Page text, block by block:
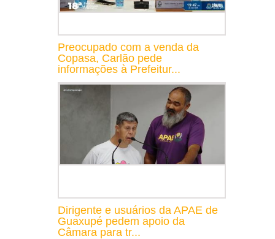
Preocupado com a venda da
Copasa, Carlão pede
informações à Prefeitur...
Dirigente e usuários da APAE de
Guaxupé pedem apoio da
Câmara para tr...